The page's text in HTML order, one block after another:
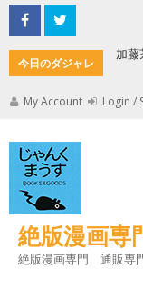
Skip
to
content
今日のダジャレ
加藤
My Account Login /
絶版漫画
絶版漫画専門 通販専